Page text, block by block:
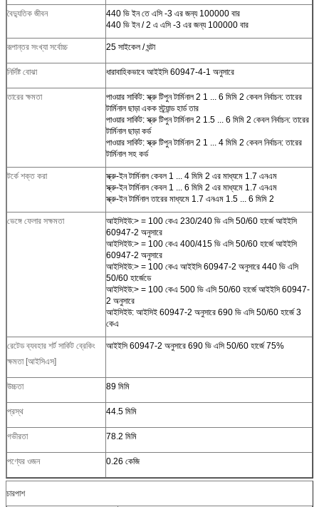
বৈদ্যুতিক জীবন
440 ভি ইন তে এসি -3 এর জন্য 100000 বার
440 ভি ইন / 2 এ এসি -3 এর জন্য 100000 বার
রূপান্তর সংখ্যা সর্বোচ্চ 25 সাইকেল / ঘন্টা
নির্দিষ্ট বোঝা ধারাবাহিকভাবে আইইসি 60947-4-1 অনুসারে
তারের ক্ষমতা
পাওয়ার সার্কিট: স্ক্রু টিপুন টার্মিনাল 2 1 ... 6 মিমি 2 কেবল নির্বাচন: তারের
টার্মিনাল ছাড়া একক স্ট্র্যান্ড হার্ড তার
পাওয়ার সার্কিট: স্ক্রু টিপুন টার্মিনাল 2 1.5 ... 6 মিমি 2 কেবল নির্বাচন: তারের
টার্মিনাল ছাড়া কর্ড
পাওয়ার সার্কিট: স্ক্রু টিপুন টার্মিনাল 2 1 ... 4 মিমি 2 কেবল নির্বাচন: তারের
টার্মিনাল সহ কর্ড
টর্কে শক্ত করা
স্ক্রু-ইন টার্মিনাল কেবল 1 ... 4 মিমি 2 এর মাধ্যমে 1.7 এনএম
স্ক্রু-ইন টার্মিনাল কেবল 1 ... 6 মিমি 2 এর মাধ্যমে 1.7 এনএম
স্ক্রু-ইন টার্মিনাল তারের মাধ্যমে 1.7 এনএম 1.5 ... 6 মিমি 2
ভেঙ্গে ফেলার সক্ষমতা
আইসিইউ:> = 100 কেএ 230/240 ভি এসি 50/60 হার্জে আইইসি
60947-2 অনুসারে
আইসিইউ:> = 100 কেএ 400/415 ভি এসি 50/60 হার্জে আইইসি
60947-2 অনুসারে
আইসিইউ:> = 100 কেএ আইইসি 60947-2 অনুসারে 440 ভি এসি
50/60 হার্জেডে
আইসিইউ:> = 100 কেএ 500 ভি এসি 50/60 হার্জে আইইসি 60947-
2 অনুসারে
আইসিইউ: আইসিই 60947-2 অনুসারে 690 ভি এসি 50/60 হার্জে 3
কেএ
রেটেড ব্যবহার শর্ট সার্কিট ব্রেকিং
ক্ষমতা [আইসিএস]
আইইসি 60947-2 অনুসারে 690 ভি এসি 50/60 হার্জে 75%
উচ্চতা 89 মিমি
প্রস্থ 44.5 মিমি
গভীরতা 78.2 মিমি
পণ্যের ওজন 0.26 কেজি
চারপাশ